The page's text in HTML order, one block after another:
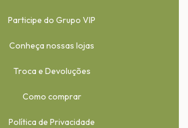
Participe do Grupo VIP
Conheça nossas lojas
Troca e Devoluções
Como comprar
Política de Privacidade